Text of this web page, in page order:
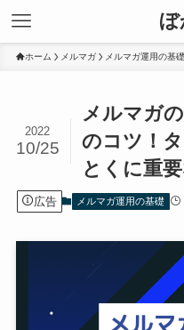
ぼ
ホーム メルマガ メルマガ運用の基礎
メルマガ
のコツ！
とくに重
2022
10/25
広告 メルマガ運用の基礎